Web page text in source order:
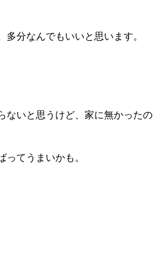
多分なんでもいいと思います。
ないと思うけど、家に無かったの
ってうまいかも。